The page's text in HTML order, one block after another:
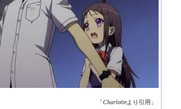
「Charlotteより引用」